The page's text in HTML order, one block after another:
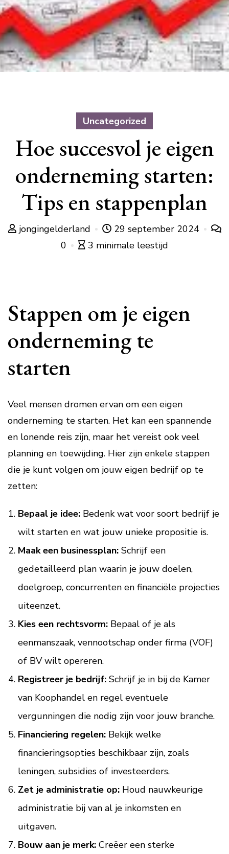
Uncategorized
Hoe succesvol je eigen
onderneming starten:
Tips en stappenplan
jongingelderland
29 september 2024
0
3 minimale leestijd
Stappen om je eigen
onderneming te
starten
Veel mensen dromen ervan om een eigen
onderneming te starten. Het kan een spannende
en lonende reis zijn, maar het vereist ook veel
planning en toewijding. Hier zijn enkele stappen
die je kunt volgen om jouw eigen bedrijf op te
zetten:
Bepaal je idee: Bedenk wat voor soort bedrijf je
wilt starten en wat jouw unieke propositie is.
Maak een businessplan: Schrijf een
gedetailleerd plan waarin je jouw doelen,
doelgroep, concurrenten en financiële projecties
uiteenzet.
Kies een rechtsvorm: Bepaal of je als
eenmanszaak, vennootschap onder firma (VOF)
of BV wilt opereren.
Registreer je bedrijf: Schrijf je in bij de Kamer
van Koophandel en regel eventuele
vergunningen die nodig zijn voor jouw branche.
Financiering regelen: Bekijk welke
financieringsopties beschikbaar zijn, zoals
leningen, subsidies of investeerders.
Zet je administratie op: Houd nauwkeurige
administratie bij van al je inkomsten en
uitgaven.
Bouw aan je merk: Creëer een sterke